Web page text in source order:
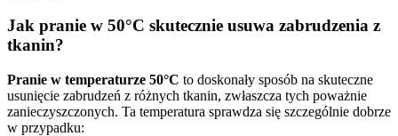
Jak pranie w 50°C skutecznie usuwa zabrudzenia z
tkanin?
Pranie w temperaturze 50°C to doskonały sposób na skuteczne
usunięcie zabrudzeń z różnych tkanin, zwłaszcza tych poważnie
zanieczyszczonych. Ta temperatura sprawdza się szczególnie dobrze
w przypadku: